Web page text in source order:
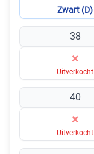
Zwart (D)
38
×
Uitverkocht
40
×
Uitverkocht